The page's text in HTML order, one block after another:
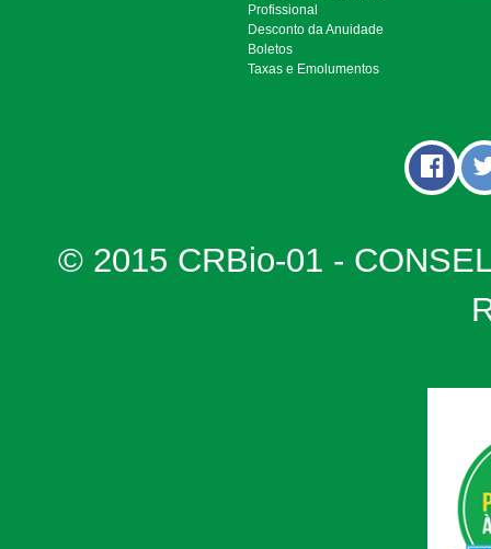
Profissional
Desconto da Anuidade
Boletos
Taxas e Emolumentos
© 2015 CRBio-01 -